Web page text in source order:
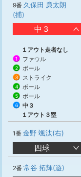
9番 久保田 廉太朗
(捕)
中３
１アウト走者なし
1 ファウル
2 ボール
3 ストライク
4 ボール
5 ボール
6
中３
１アウト３塁
1番 金野 颯汰(右)
四球
2番 常谷 拓輝(遊)